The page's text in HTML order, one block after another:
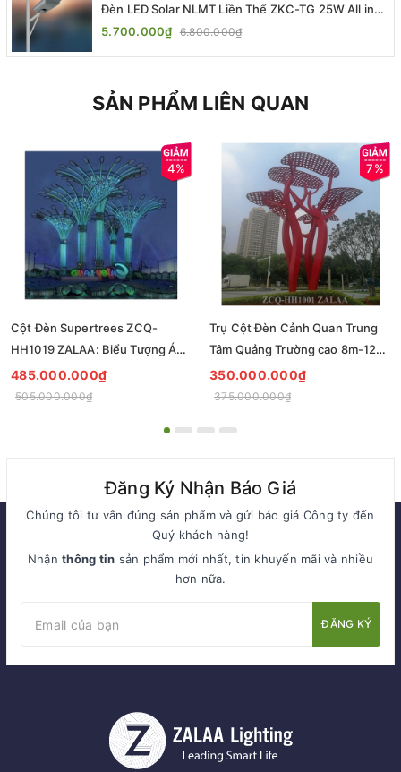
Đèn LED Solar NLMT Liền Thể ZKC-TG 25W All in
One | ZALAA Street Light
5.700.000₫ 6.800.000₫
SẢN PHẨM LIÊN QUAN
4%
Cột Đèn Supertrees ZCQ-
HH1019 ZALAA: Biểu Tượng Ánh
Sáng Cho Đại Đô Thị
485.000.000₫
505.000.000₫
7%
Trụ Cột Đèn Cảnh Quan Trung
Tâm Quảng Trường cao 8m-12m
ZCQ-HH1001 ZALAA Fortune
Tree Series
350.000.000₫
375.000.000₫
Đăng Ký Nhận Báo Giá
Chúng tôi tư vấn đúng sản phẩm và gửi báo giá Công ty đến
Quý khách hàng!
Nhậnthông tin sản phẩm mới nhất, tin khuyến mãi và nhiều
hơn nữa.
ĐĂNG KÝ